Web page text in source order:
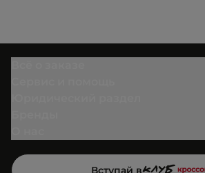
Вступай в